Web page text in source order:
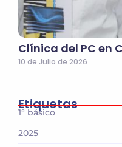
Clínica del PC en
10 de Julio de 2026
Etiquetas
1° básico
2025